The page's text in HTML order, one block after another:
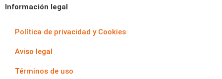
Información legal
Política de privacidad y Cookies
Aviso legal
Términos de uso